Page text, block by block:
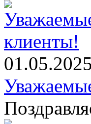
01.05.2025